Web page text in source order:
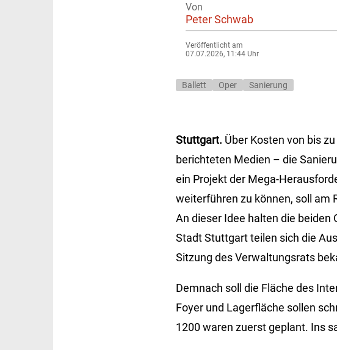
Von
Peter Schwab
Veröffentlicht am
07.07.2026, 11:44 Uhr
Ballett Oper Sanierung
Stuttgart. Über Kosten von bis
berichteten Medien – die
ein Projekt der Mega-
weiterführen zu können, soll am
An dieser Idee halten die
Stadt Stuttgart teilen sich die
Sitzung des Verwaltungsrats
Demnach soll die Fläche des
Foyer und Lagerfläche sollen
1200 waren zuerst geplant. Ins